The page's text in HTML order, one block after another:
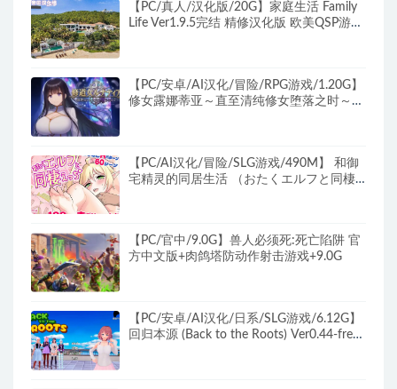
【PC/真人/汉化版/20G】家庭生活 Family
Life Ver1.9.5完结 精修汉化版 欧美QSP游戏
【PC/安卓/AI汉化/冒险/RPG游戏/1.20G】
修女露娜蒂亚～直至清纯修女堕落之时～
【PC/AI汉化/冒险/SLG游戏/490M】 和御
宅精灵的同居生活 （おたくエルフと同棲
【PC/官中/9.0G】兽人必须死:死亡陷阱 官
方中文版+肉鸽塔防动作射击游戏+9.0G
【PC/安卓/AI汉化/日系/SLG游戏/6.12G】
回归本源 (Back to the Roots) Ver0.44-free